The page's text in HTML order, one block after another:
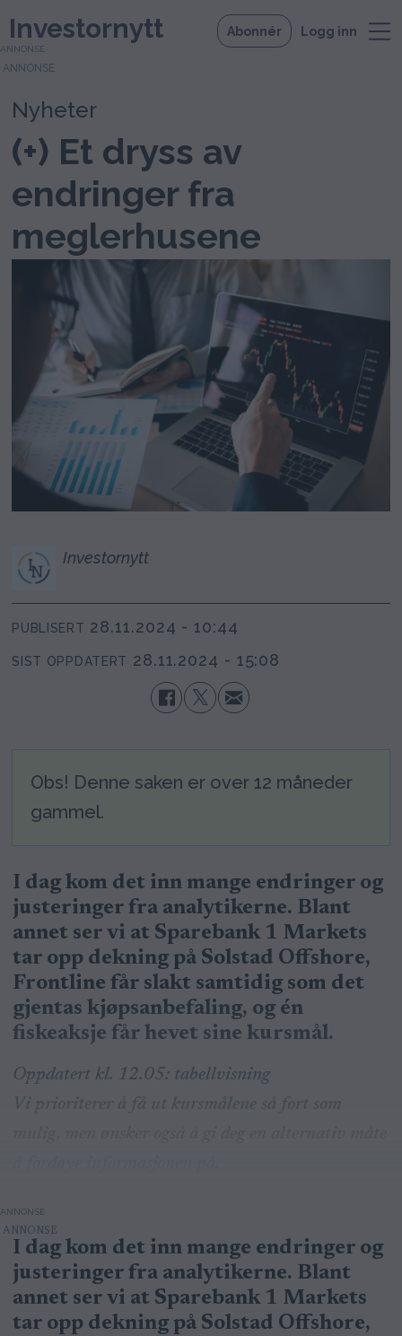
Investornytt Abonnér Logg inn
ANNONSE
Nyheter
(+) Et dryss av
endringer fra
meglerhusene
Investornytt
PUBLISERT 28.11.2024 - 10:44
SIST OPPDATERT 28.11.2024 - 15:08
Obs! Denne saken er over 12 måneder
gammel.
I dag kom det inn mange endringer og
justeringer fra analytikerne. Blant
annet ser vi at Sparebank 1 Markets
tar opp dekning på Solstad Offshore,
Frontline får slakt samtidig som det
gjentas kjøpsanbefaling, og én
fiskeaksje får hevet sine kursmål.
Oppdatert kl. 12.05: tabellvisning
ANNONSE
I dag kom det inn mange endringer og
justeringer fra analytikerne. Blant
annet ser vi at Sparebank 1 Markets
tar opp dekning på Solstad Offshore,